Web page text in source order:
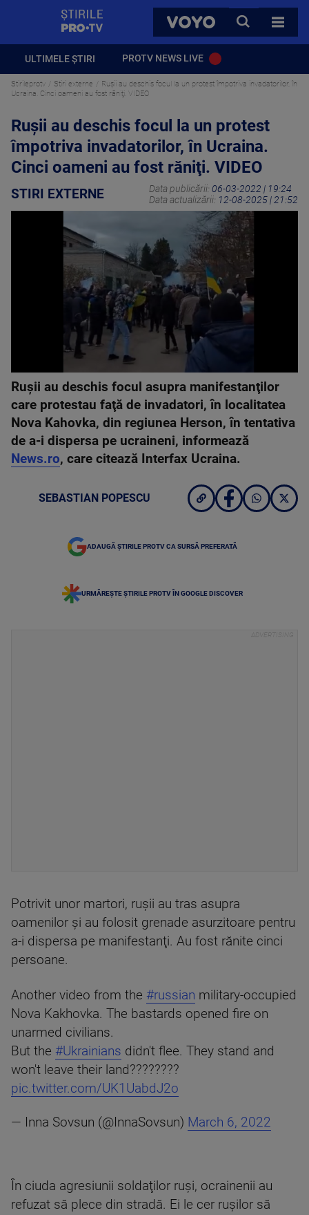
VOYO
CAUTA
TOATE
ULTIMELE ȘTIRI PROTV NEWS LIVE
Stirileprotv Stiri externe
Ruşii au deschis focul la un protest împotriva invadatorilor, în
Ucraina. Cinci oameni au fost răniţi. VIDEO
Ruşii au deschis focul la un protest
împotriva invadatorilor, în Ucraina.
Cinci oameni au fost răniţi. VIDEO
STIRI EXTERNE Data publicării: 06-03-2022 | 19:24
Data actualizării: 12-08-2025 | 21:52
Ruşii au deschis focul asupra manifestanţilor
care protestau faţă de invadatori, în localitatea
Nova Kahovka, din regiunea Herson, în tentativa
de a-i dispersa pe ucraineni, informează
News.ro, care citează Interfax Ucraina.
SEBASTIAN POPESCU
ADAUGĂ ȘTIRILE PROTV CA SURSĂ PREFERATĂ
URMĂREȘTE ȘTIRILE PROTV ÎN GOOGLE DISCOVER
Potrivit unor martori, ruşii au tras asupra
oamenilor şi au folosit grenade asurzitoare pentru
a-i dispersa pe manifestanţi. Au fost rănite cinci
persoane.
Another video from the #russian military-occupied
Nova Kakhovka. The bastards opened fire on
unarmed civilians.
But the #Ukrainians didn't flee. They stand and
won't leave their land????????
pic.twitter.com/UK1UabdJ2o
— Inna Sovsun (@InnaSovsun) March 6, 2022
În ciuda agresiunii soldaţilor ruşi, ocrainenii au
refuzat să plece din stradă. Ei le cer ruşilor să